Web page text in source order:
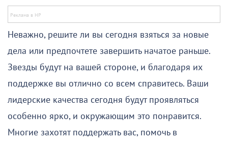
Неважно, решите ли вы сегодня взяться за новые
дела или предпочтете завершить начатое раньше.
Звезды будут на вашей стороне, и благодаря их
поддержке вы отлично со всем справитесь. Ваши
лидерские качества сегодня будут проявляться
особенно ярко, и окружающим это понравится.
Многие захотят поддержать вас, помочь в